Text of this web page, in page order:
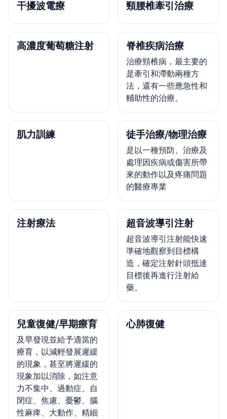
干擾波電療 頸腰椎牽引治療
高濃度葡萄糖注射 脊椎疾病治療
治療頸椎病，最主要的
是牽引和滯動兩種方
法，還有一些應急性和
輔助性的治療。
肌力訓練 徒手治療/物理治療
是以一種預防、治療及
處理因疾病或傷害所帶
來的動作以及疼痛問題
的醫療專業
注射療法 超音波導引注射
超音波導引注射能快速
準確地觀察到目標構
造，確定注射針頭抵達
目標後再進行注射給
藥。
兒童復健/早期療育
及早發現並給予適當的
療育，以減輕發展遲緩
的現象，甚至將遲緩的
現象加以消除，如注意
力不集中、過動症、自
閉症、焦慮、憂鬱、腦
性麻痺、大動作、精細
心肺復健